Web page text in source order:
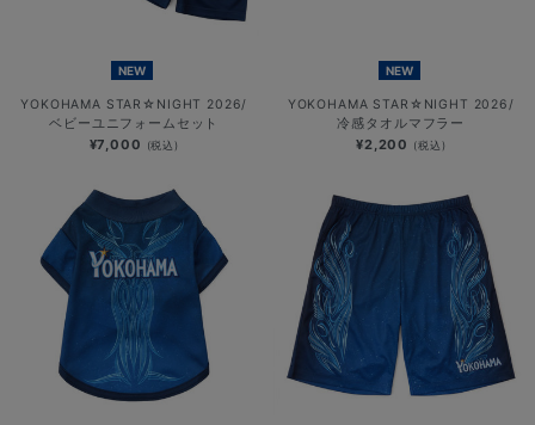
NEW
YOKOHAMA STAR☆NIGHT 2026/
ベビーユニフォームセット
¥7,000 (税込)
NEW
YOKOHAMA STAR☆NIGHT 2026/
冷感タオルマフラー
¥2,200 (税込)